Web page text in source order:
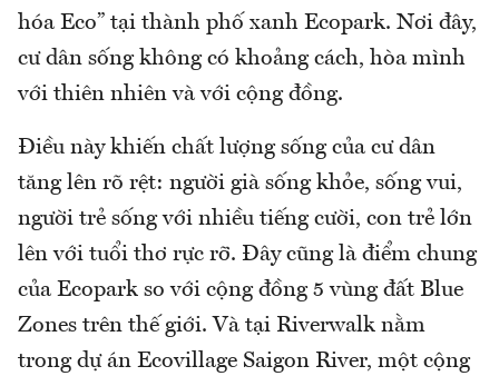
hóa Eco” tại thành phố xanh Ecopark. Nơi đây,
cư dân sống không có khoảng cách, hòa mình
với thiên nhiên và với cộng đồng.
Điều này khiến chất lượng sống của cư dân
tăng lên rõ rệt: người già sống khỏe, sống vui,
người trẻ sống với nhiều tiếng cười, con trẻ lớn
lên với tuổi thơ rực rỡ. Đây cũng là điểm chung
của Ecopark so với cộng đồng 5 vùng đất Blue
Zones trên thế giới. Và tại Riverwalk nằm
trong dự án Ecovillage Saigon River, một cộng